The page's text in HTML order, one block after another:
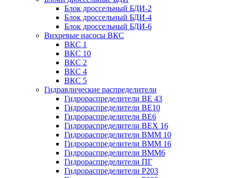
Блок дроссельный БДИ-2
Блок дроссельный БДИ-4
Блок дроссельный БДИ-6
Вихревые насосы ВКС
ВКС 1
ВКС 10
ВКС 2
ВКС 4
ВКС 5
Гидравлические распределители
Гидрораспределители ВЕ 43
Гидрораспределители ВЕ10
Гидрораспределители ВЕ6
Гидрораспределители ВЕХ 16
Гидрораспределители ВММ 10
Гидрораспределители ВММ 16
Гидрораспределители ВММ6
Гидрораспределители ПГ
Гидрораспределители Р203